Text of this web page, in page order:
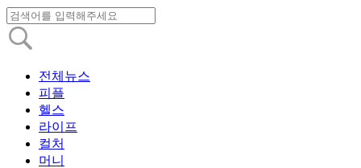
전체뉴스
피플
헬스
라이프
컬처
머니